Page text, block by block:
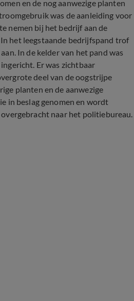
en de nog aanwezige planten
was de aanleiding voor
nemen bij het bedrijf aan de
het leegstaande bedrijfspand trof
In de kelder van het pand was
Er was zichtbaar
deel van de oogstrijpe
planten en de aanwezige
in beslag genomen en wordt
naar het politiebureau.